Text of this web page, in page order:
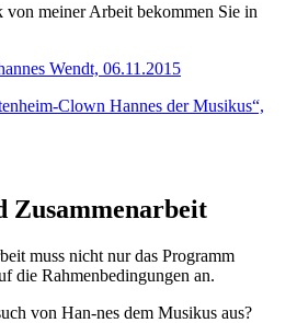
meiner Arbeit bekommen Sie in
Wendt, 06.11.2015
Clown Hannes der Musikus“,
Zusammenarbeit
muss nicht nur das Programm
die Rahmenbedingungen an.
von Han-nes dem Musikus aus?